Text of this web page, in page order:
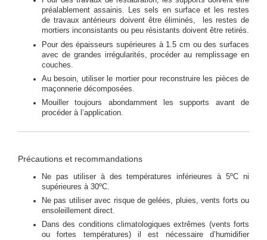
préalablement assainis. Les sels en surface et les restes
de travaux antérieurs doivent être éliminés, les restes de
mortiers inconsistants ou peu résistants doivent être retirés.
Pour des épaisseurs supérieures à 1.5 cm ou des surfaces
avec de grandes irrégularités, procéder au remplissage en
couches.
Au besoin, utiliser le mortier pour reconstruire les pièces de
maçonnerie décomposées.
Mouiller toujours abondamment les supports avant de
procéder à l’application.
Précautions et recommandations
Ne pas utiliser à des températures inférieures à 5ºC ni
supérieures à 30ºC.
Ne pas utiliser avec risque de gelées, pluies, vents forts ou
ensoleillement direct.
Dans des conditions climatologiques extrêmes (vents forts
ou fortes températures) il est nécessaire d’humidifier